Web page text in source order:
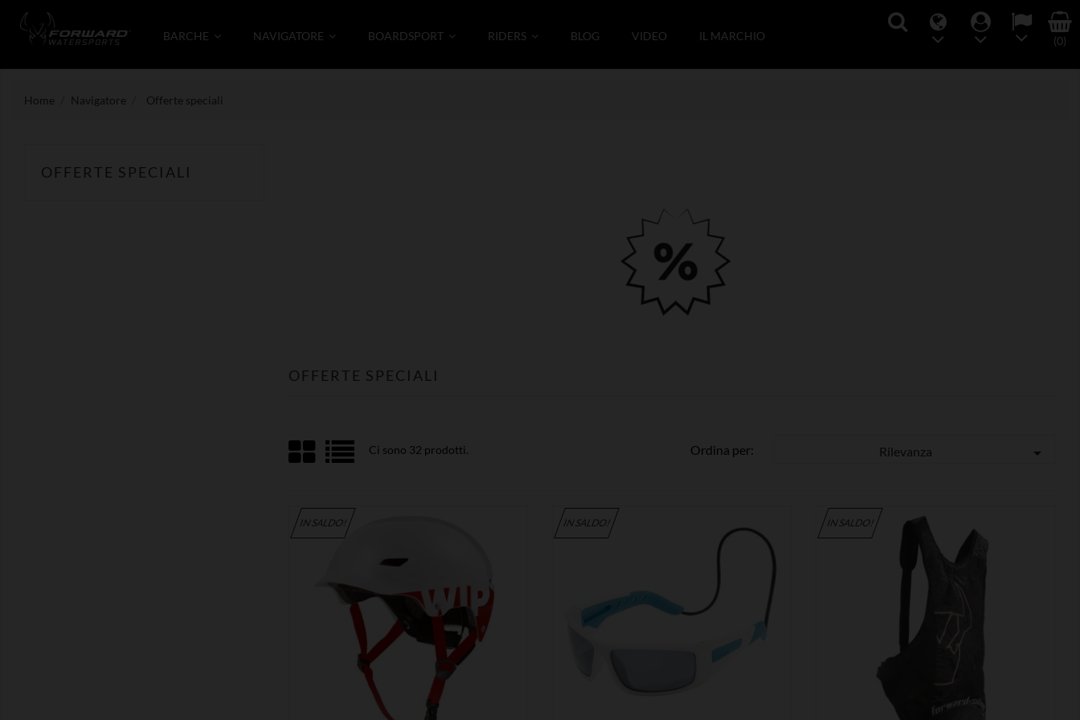
BARCHE NAVIGATORE BOARDSPORT RIDERS BLOG VIDEO IL MARCHIO (0)
Home Navigatore Offerte speciali
OFFERTE SPECIALI
OFFERTE SPECIALI
Ci sono 32 prodotti. Ordina per: Rilevanza 
IN SALDO!

IN SALDO! IN SALDO!